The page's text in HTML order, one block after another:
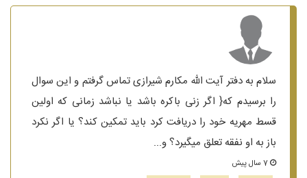
سلام به دفتر آیت الله مکارم شیرازی تماس گرفتم و این سوال
را برسیدم که{ اگر زنی باکره باشد یا نباشد زمانی که اولین
قسط مهریه خود را دریافت کرد باید تمکین کند؟ یا اگر نکرد
باز به او نفقه تعلق میگیرد؟ و...